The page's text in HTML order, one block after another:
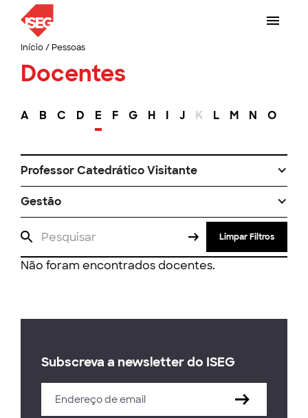
Início/ Pessoas
Docentes
A B C D E F G H I J K L M N O
Professor Catedrático Visitante
Gestão
Limpar Filtros
Não foram encontrados docentes.
Subscreva a newsletter do ISEG